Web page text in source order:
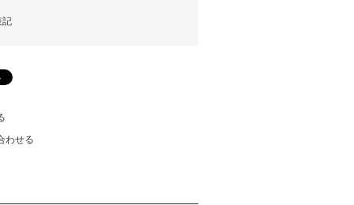
記
わせる